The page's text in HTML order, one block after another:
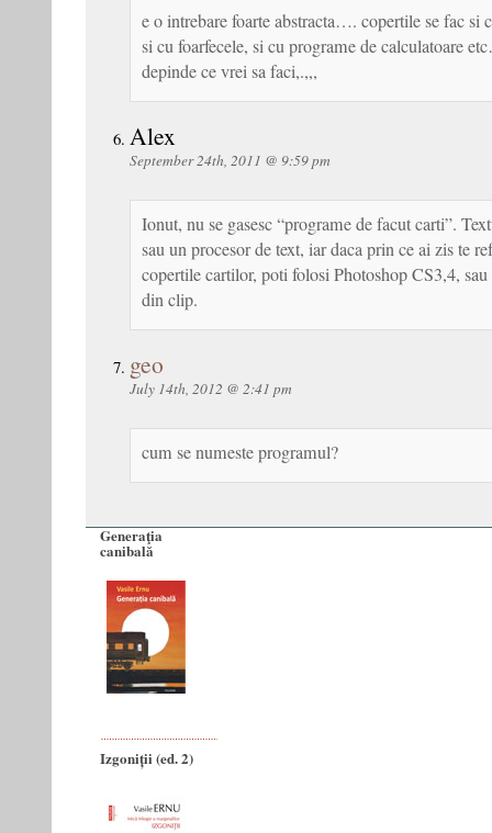
e o intrebare foarte abstracta…. copertile se fac si
si cu foarfecele, si cu programe de calculatoare
depinde ce vrei sa faci,.,,,
Alex
September 24th, 2011 @ 9:59 pm
Ionut, nu se gasesc “programe de facut carti”.
sau un procesor de text, iar daca prin ce ai zis te
copertile cartilor, poti folosi Photoshop CS3,4,
din clip.
geo
July 14th, 2012 @ 2:41 pm
cum se numeste programul?
Generaţia
canibală
Izgoniții (ed. 2)